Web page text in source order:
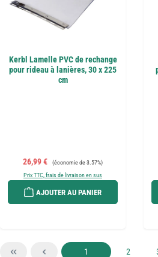
Kerbl Lamelle PVC de rechange
pour rideau à lanières, 30 x 225
cm
Prix de vente :
26,99 € Prix régulier :
(économie de 3.57%)
Prix TTC, frais de livraison en sus
AJOUTER AU PANIER
Page
1 Page
2